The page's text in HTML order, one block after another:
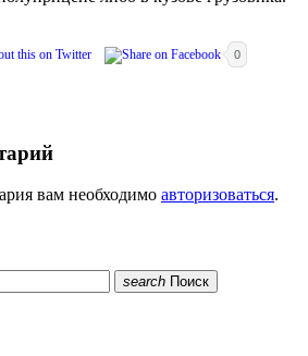
0
вам необходимо авторизоваться.
search Поиск